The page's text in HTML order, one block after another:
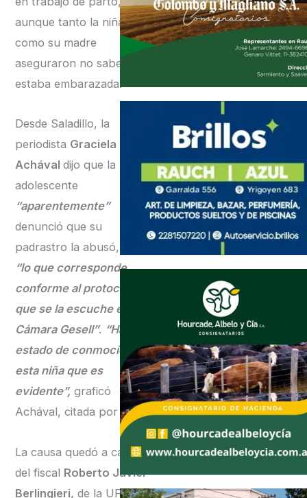
aunque tanto la niña
como su madre
aseguraron no saber que
estaba embarazada.
Desde Saladillo, la
periodista Graciela
Achávaldijo que la
adolescente
“aparentemente”
denunció que su
padrastro la abusó, pero
“lo que corresponde
conforme al protocolo es
que se la escuche en
Cámara Gesell”. “Hay un
estado de conmoción de
esta niña que es
evidente”, graficó
Achával, citada por C5N.
La causa quedó a cargo
del fiscal Roberto Javier
Berlingieri, de la UFI N°2